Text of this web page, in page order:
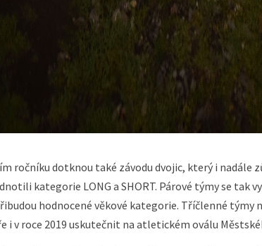
ročníku dotknou také závodu dvojic, který i nadále
kategorie LONG a SHORT. Párové týmy se tak
hodnocené věkové kategorie. Tříčlenné týmy
i v roce 2019 uskutečnit na atletickém oválu